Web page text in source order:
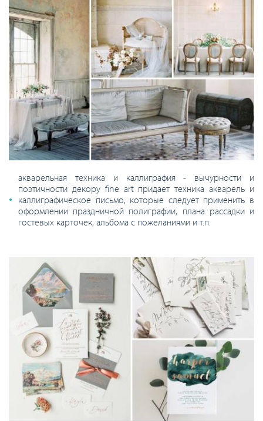
акварельная техника и каллиграфия - вычурности и
поэтичности декору fine art придает техника акварель и
каллиграфическое письмо, которые следует применить в
оформлении праздничной полиграфии, плана рассадки и
гостевых карточек, альбома с пожеланиями и т.п.